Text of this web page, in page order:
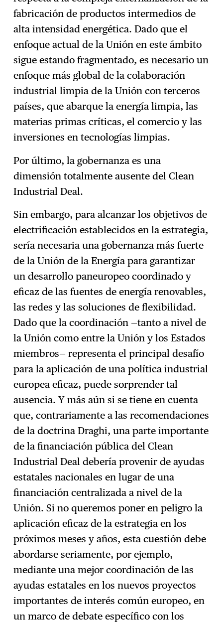
fabricación de productos intermedios de
alta intensidad energética. Dado que el
enfoque actual de la Unión en este ámbito
sigue estando fragmentado, es necesario un
enfoque más global de la colaboración
industrial limpia de la Unión con terceros
países, que abarque la energía limpia, las
materias primas críticas, el comercio y las
inversiones en tecnologías limpias.
Por último, la gobernanza es una
dimensión totalmente ausente del Clean
Industrial Deal.
Sin embargo, para alcanzar los objetivos de
electrificación establecidos en la estrategia,
sería necesaria una gobernanza más fuerte
de la Unión de la Energía para garantizar
un desarrollo paneuropeo coordinado y
eficaz de las fuentes de energía renovables,
las redes y las soluciones de flexibilidad.
Dado que la coordinación —tanto a nivel de
la Unión como entre la Unión y los Estados
miembros— representa el principal desafío
para la aplicación de una política industrial
europea eficaz, puede sorprender tal
ausencia. Y más aún si se tiene en cuenta
que, contrariamente a las recomendaciones
de la doctrina Draghi, una parte importante
de la financiación pública del Clean
Industrial Deal debería provenir de ayudas
estatales nacionales en lugar de una
financiación centralizada a nivel de la
Unión. Si no queremos poner en peligro la
aplicación eficaz de la estrategia en los
próximos meses y años, esta cuestión debe
abordarse seriamente, por ejemplo,
mediante una mejor coordinación de las
ayudas estatales en los nuevos proyectos
importantes de interés común europeo, en
un marco de debate específico con los